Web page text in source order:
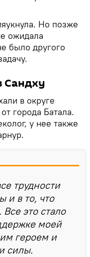
Но позже
ожидала
было другого
Сандху
в округе
города Батала.
у нее также
трудности
и в то, что
это стало
моей
героем и
силы.